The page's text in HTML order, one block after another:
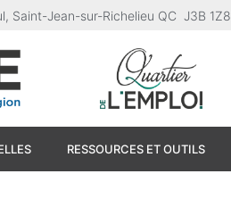
Saint-Jean-sur-Richelieu QC J3B 1Z8
RESSOURCES ET OUTILS